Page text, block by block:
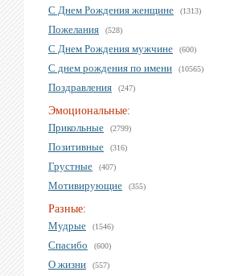
С Днем Рождения женщине (1313)
Пожелания (528)
С Днем Рождения мужчине (600)
С днем рождения по имени (10565)
Поздравления (247)
Эмоциональные:
Прикольные
(2799)
Позитивные (316)
Грустные (407)
Мотивирующие (355)
Разные:
Мудрые
(1546)
Спасибо (600)
О жизни (557)